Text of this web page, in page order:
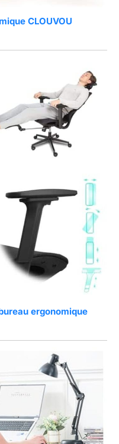
CLOUVOU
ergonomique